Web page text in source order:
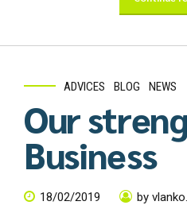
ADVICES BLOG NEWS
Our
Business
18/02/2019 by